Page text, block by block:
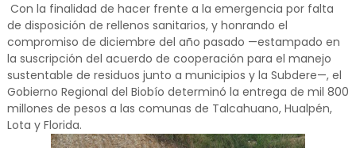
Con la finalidad de hacer frente a la emergencia por falta
de disposición de rellenos sanitarios, y honrando el
compromiso de diciembre del año pasado —estampado en
la suscripción del acuerdo de cooperación para el manejo
sustentable de residuos junto a municipios y la Subdere—, el
Gobierno Regional del Biobío determinó la entrega de mil 800
millones de pesos a las comunas de Talcahuano, Hualpén,
Lota y Florida.